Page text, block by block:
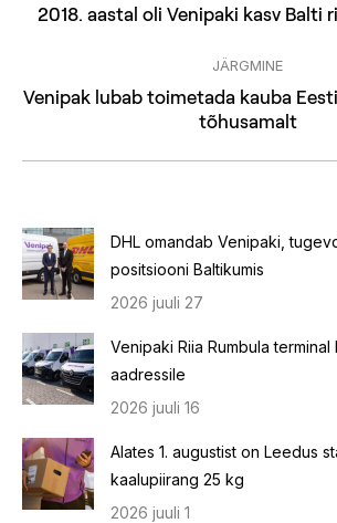
Previous
2018. aastal oli Venipaki kasv Balti
JÄRGMINE
Next
post:
Venipak lubab toimetada kauba
tõhusamalt
DHL omandab Venipaki,
positsiooni Baltikumis
2026 juuli 27
Venipaki Riia Rumbula
aadressile
2026 juuli 16
Alates 1. augustist on Leedus
kaalupiirang 25 kg
2026 juuli 1